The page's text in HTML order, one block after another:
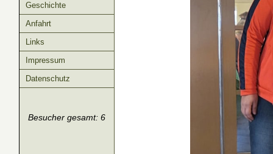
Geschichte
Anfahrt
Links
Impressum
Datenschutz
Besucher gesamt: 6